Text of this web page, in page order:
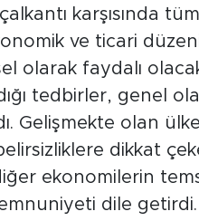
karşısında
ve ticari
olarak faydalı
tedbirler, genel
Gelişmekte olan
dikkat
ekonomilerin
dile getirdi.